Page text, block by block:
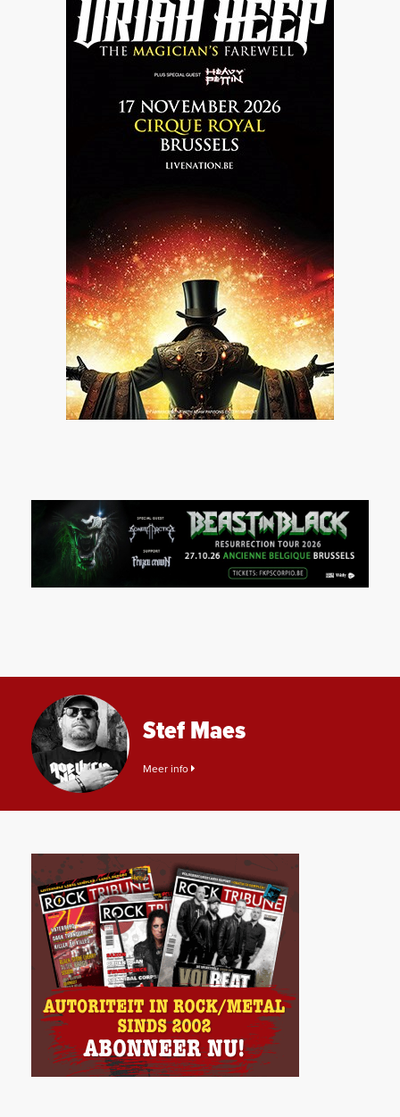
Stef Maes
Meer info